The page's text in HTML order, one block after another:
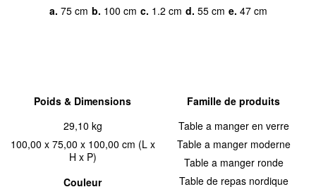
a. 75 cm b. 100 cm c. 1.2 cm d. 55 cm e. 47 cm
Poids & Dimensions
29,10 kg
100,00 x 75,00 x 100,00 cm (L x
H x P)
Couleur
Famille de produits
Table a manger en verre
Table a manger moderne
Table a manger ronde
Table de repas nordique